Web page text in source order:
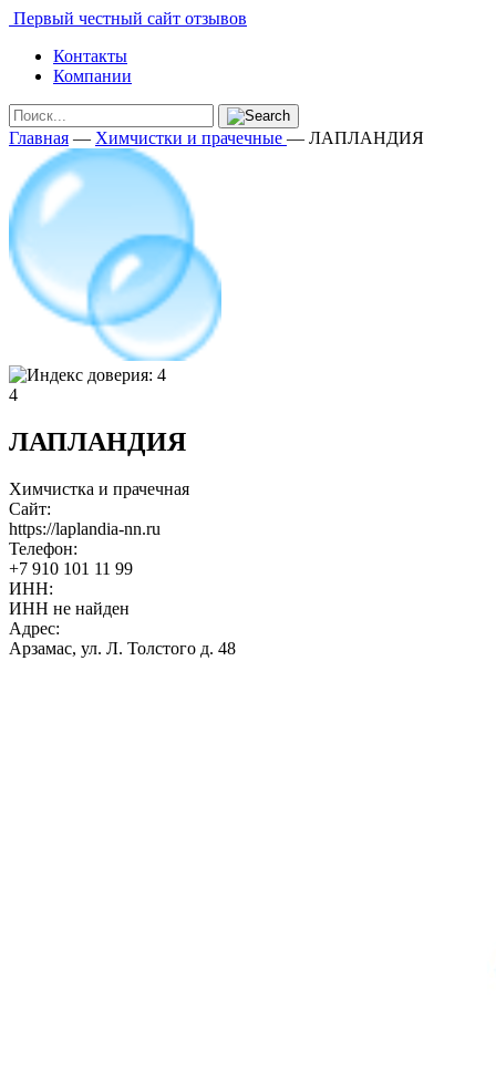
Первый честный сайт отзывов
Контакты
Компании
Главная — Химчистки и прачечные — ЛАПЛАНДИЯ
4
ЛАПЛАНДИЯ
Химчистка и прачечная
Сайт:
https://laplandia-nn.ru
Телефон:
+7 910 101 11 99
ИНН:
ИНН не найден
Адрес:
Арзамас, ул. Л. Толстого д. 48